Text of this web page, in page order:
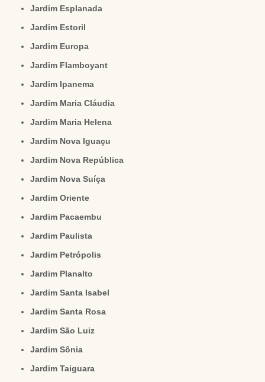
Jardim Esplanada
Jardim Estoril
Jardim Europa
Jardim Flamboyant
Jardim Ipanema
Jardim Maria Cláudia
Jardim Maria Helena
Jardim Nova Iguaçu
Jardim Nova República
Jardim Nova Suíça
Jardim Oriente
Jardim Pacaembu
Jardim Paulista
Jardim Petrópolis
Jardim Planalto
Jardim Santa Isabel
Jardim Santa Rosa
Jardim São Luiz
Jardim Sônia
Jardim Taiguara